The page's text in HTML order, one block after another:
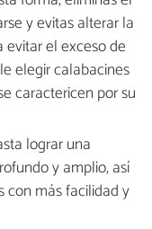
y evitas alterar la
el exceso de
elegir calabacines
caractericen por su
lograr una
y amplio, así
con más facilidad y